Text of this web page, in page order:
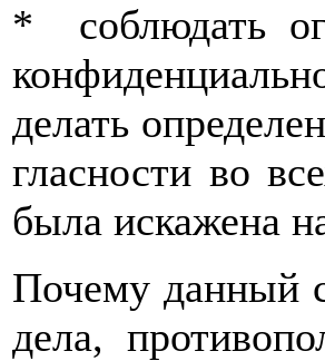
* соблюдать
делать
гласности во
была искажена
Почему данный
дела,